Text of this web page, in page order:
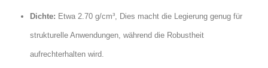
Dichte: Etwa 2.70 g/cm³, Dies macht die Legierung genug für
strukturelle Anwendungen, während die Robustheit
aufrechterhalten wird.